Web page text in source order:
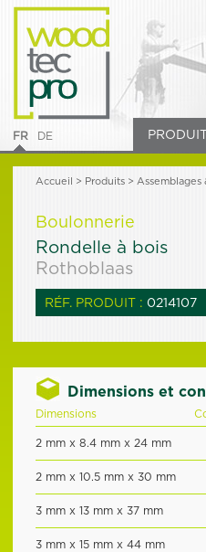
FR DE
Accueil > Produits> Assemblages
Boulonnerie
Rondelle à bois
Rothoblaas
RÉF. PRODUIT : 0214107
Dimensions et
Dimensions
2 mm x 8.4 mm x 24 mm
2 mm x 10.5 mm x 30 mm
3 mm x 13 mm x 37 mm
3 mm x 15 mm x 44 mm